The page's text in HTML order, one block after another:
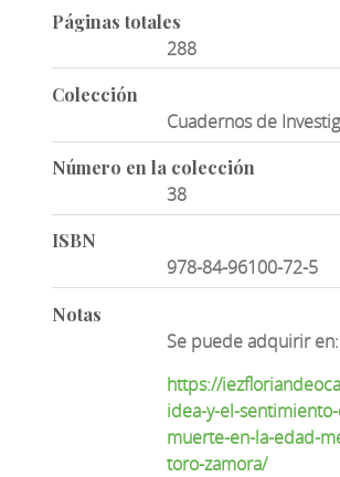
Páginas totales
288
Colección
Cuadernos de
Número en la colección
38
ISBN
978-84-96100-72-5
Notas
Se puede adquirir en:
https://
idea-y-el-
muerte-en-la-edad-
toro-zamora/